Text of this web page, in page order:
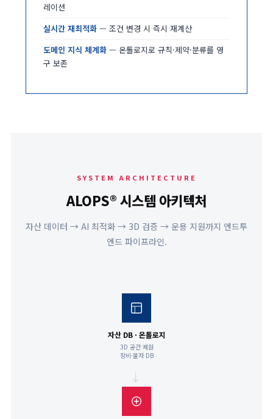
레이션
실시간 재최적화 — 조건 변경 시 즉시 재계산
도메인 지식 체계화 — 온톨로지로 규칙·제약·분류를 영
구 보존
SYSTEM ARCHITECTURE
ALOPS® 시스템 아키텍처
자산 데이터 → AI 최적화 → 3D 검증 → 운용 지원까지 엔드투
엔드 파이프라인.
자산 DB · 온톨로지
3D 공간 제원
장비·물자 DB
→